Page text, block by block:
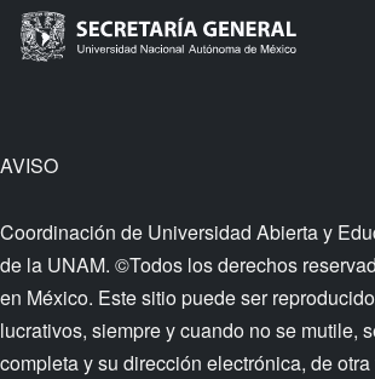
AVISO
Coordinación de Universidad Abierta y
de la UNAM. ©Todos los derechos
en México. Este sitio puede ser
lucrativos, siempre y cuando no se mutile,
completa y su dirección electrónica, de otra